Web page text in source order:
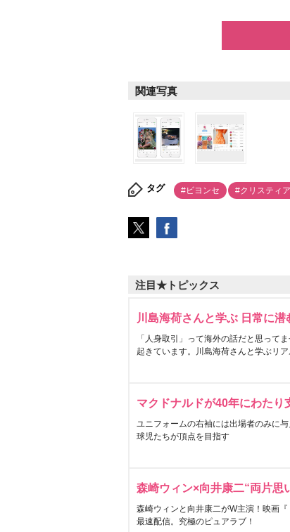
関連写真
タグ #ビヨンセ #クリスティ
注目★トピックス
川島海荷さんと学ぶ 日常に
「人身取引」って海外の話だと思って
起きています。川島海荷さんと学ぶリア
マクドナルドが40年にわたり
ユニフォームの右袖には出場者のみに
球児たちが頂点を目指す
森崎ウィン×向井康二“両片思
森崎ウィンと向井康二がW主演！映画
最速配信。究極のピュアラブ！